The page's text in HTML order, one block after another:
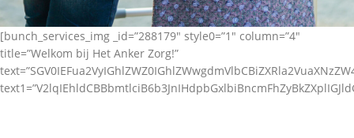
[bunch_services_img _id=”288179″ style0=”1″ column=”4″
title=”Welkom bij Het Anker Zorg!”